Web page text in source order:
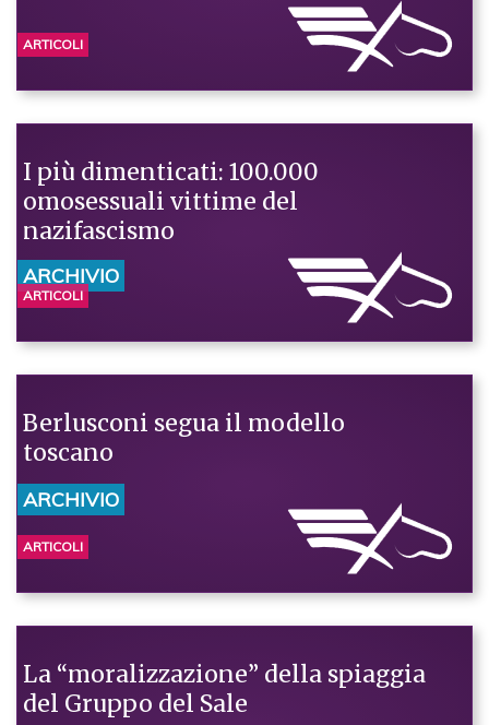
ARTICOLI
I più dimenticati: 100.000
omosessuali vittime del
nazifascismo
ARCHIVIO
ARTICOLI
Berlusconi segua il modello
toscano
ARCHIVIO
ARTICOLI
La “moralizzazione” della spiaggia
del Gruppo del Sale